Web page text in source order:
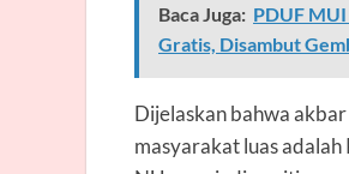
Baca Juga: PDUF
Gratis, Disambut
Dijelaskan bahwa
masyarakat luas